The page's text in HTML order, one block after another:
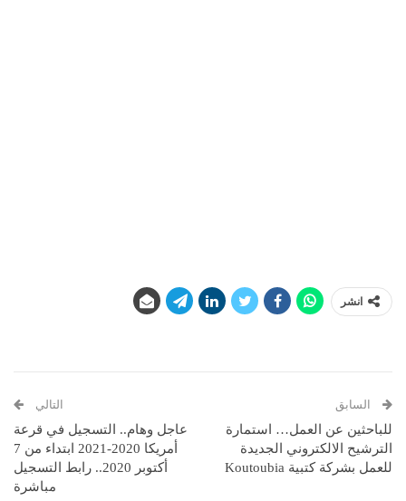
انشر
السابق
للباحثين عن العمل… استمارة
الترشيح الالكتروني الجديدة
للعمل بشركة كتبية Koutoubia
التالي
عاجل وهام.. التسجيل في قرعة
أمريكا 2020-2021 ابتداء من 7
أكتوبر 2020.. رابط التسجيل
مباشرة